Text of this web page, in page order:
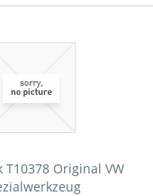
T10378 Original VW